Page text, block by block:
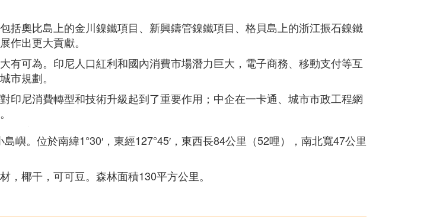
括奧比島上的金川鎳鐵項目、新興鑄管鎳鐵項目、格貝島上的浙江振石鎳鐵
作出更大貢獻。
可為。印尼人口紅利和國內消費市場潛力巨大，電子商務、移動支付等互
市規劃。
印尼消費轉型和技術升級起到了重要作用；中企在一卡通、城市市政工程網
。位於南緯1°30′，東經127°45′，東西長84公里（52哩），南北寬47公里
椰干，可可豆。森林面積130平方公里。